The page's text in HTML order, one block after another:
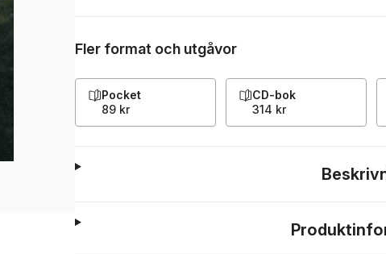
Fler format och utgåvor
Pocket
89 kr
CD-bok
314 kr